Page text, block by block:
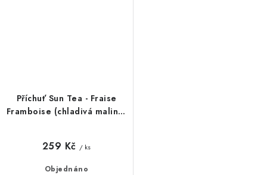
Příchuť Sun Tea - Fraise
Framboise (chladivá malina)
Objednáno
259 Kč / ks